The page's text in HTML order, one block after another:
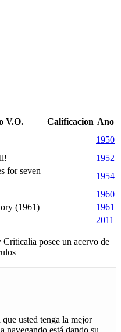
V.O. Calificacion Ano
1950
1952
for seven
1954
1960
(1961)
1961
2011
Criticalia posee un acervo de
usted tenga la mejor